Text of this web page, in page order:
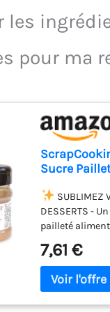
les
pour ma
Sucre
Dorées -
Alimentaire
Comestible
Décoration
pour
Bûche
4803
SUBLIMEZ
DESSERTS -
pailleté
pâtisseries d’un
magnifique
Décorez vos
7,61 €